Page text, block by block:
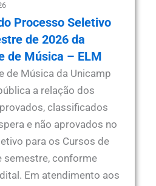
Processo Seletivo
de 2026 da
de Música – ELM
de Música da Unicamp
a relação dos
classificados
e não aprovados no
para os Cursos de
semestre, conforme
Em atendimento aos